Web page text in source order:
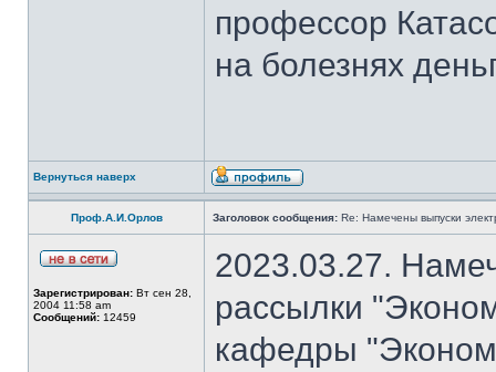
профессор
на болезнях
Вернуться наверх
Проф.А.И.Орлов Заголовок сообщения: Re: Намечены выпуски
Зарегистрирован: Вт сен 28,
2004 11:58 am
Сообщений: 12459
2023.03.27.
рассылки
кафедры